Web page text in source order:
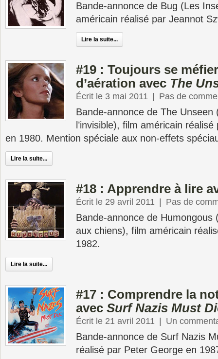
Bande-annonce de Bug (Les
américain réalisé par Jeannot
Lire la suite...
#19 : Toujours se
d’aération avec The
Écrit le 3 mai 2011 Pas de
Bande-annonce de The Unseen
l’invisible), film américain
en 1980. Mention spéciale aux non-effets
Lire la suite...
#18 : Apprendre à lire
Écrit le 29 avril 2011 Pas de
Bande-annonce de Humongous
aux chiens), film américain
1982.
Lire la suite...
#17 : Comprendre la
avec Surf Nazis Must
Écrit le 21 avril 2011 Un
Bande-annonce de Surf Nazis
réalisé par Peter George en